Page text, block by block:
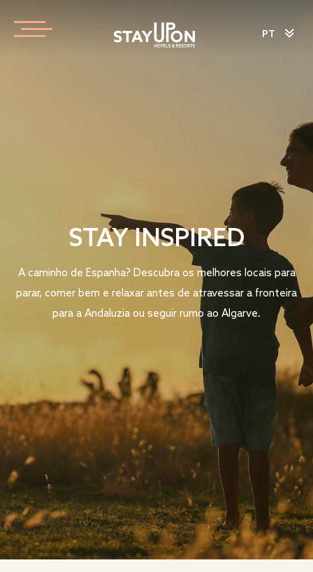
PT
STAY INSPIRED
A caminho de Espanha? Descubra os melhores locais para
parar, comer bem e relaxar antes de atravessar a fronteira
para a Andaluzia ou seguir rumo ao Algarve.